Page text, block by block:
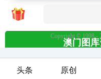
头条 原创